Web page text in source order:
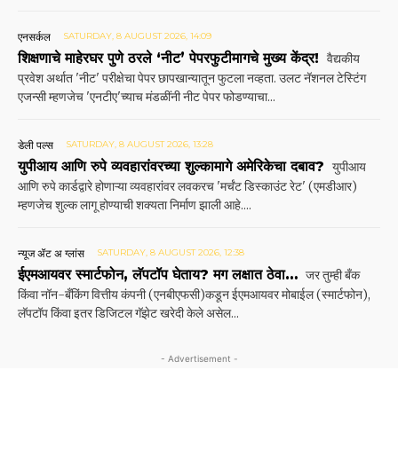
एनसर्कल SATURDAY, 8 AUGUST 2026, 14:09
शिक्षणाचे माहेरघर पुणे ठरले ‘नीट’ पेपरफुटीमागचे मुख्य केंद्र! वैद्यकीय
प्रवेश अर्थात 'नीट' परीक्षेचा पेपर छापखान्यातून फुटला नव्हता. उलट नॅशनल टेस्टिंग
एजन्सी म्हणजेच 'एनटीए'च्याच मंडळींनी नीट पेपर फोडण्याचा...
डेली पल्स SATURDAY, 8 AUGUST 2026, 13:28
युपीआय आणि रुपे व्यवहारांवरच्या शुल्कामागे अमेरिकेचा दबाव? युपीआय
आणि रुपे कार्डद्वारे होणाऱ्या व्यवहारांवर लवकरच 'मर्चंट डिस्काउंट रेट' (एमडीआर)
म्हणजेच शुल्क लागू होण्याची शक्यता निर्माण झाली आहे....
न्यूज ॲट अ ग्लांस SATURDAY, 8 AUGUST 2026, 12:38
ईएमआयवर स्मार्टफोन, लॅपटॉप घेताय? मग लक्षात ठेवा… जर तुम्ही बँक
किंवा नॉन-बँकिंग वित्तीय कंपनी (एनबीएफसी)कडून ईएमआयवर मोबाईल (स्मार्टफोन),
लॅपटॉप किंवा इतर डिजिटल गॅझेट खरेदी केले असेल...
- Advertisement -